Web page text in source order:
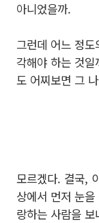
아니었을까.
그런데 어느 정
각해야 하는 것
도 어찌보면 그
모르겠다. 결국,
상에서 먼저 눈
랑하는 사람을